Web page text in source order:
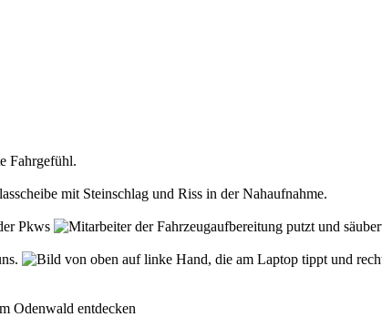
Fahrgefühl.
Pkws
Odenwald entdecken